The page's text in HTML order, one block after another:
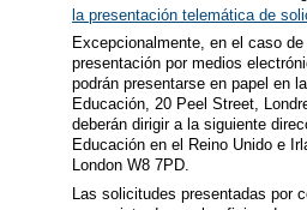
la presentación telemática de
Excepcionalmente, en el caso
presentación por medios
podrán presentarse en papel en
Educación, 20 Peel Street,
deberán dirigir a la siguiente
Educación en el Reino Unido e
London W8 7PD.
Las solicitudes presentadas por